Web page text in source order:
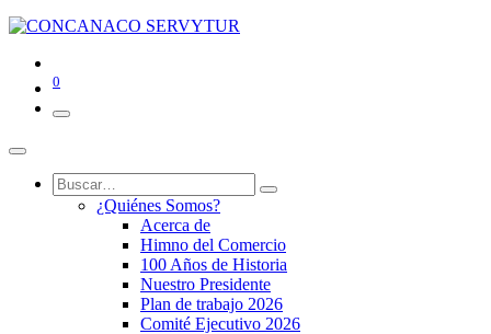
0
¿Quiénes Somos?
Acerca de
Himno del Comercio
100 Años de Historia
Nuestro Presidente
Plan de trabajo 2026
Comité Ejecutivo 2026